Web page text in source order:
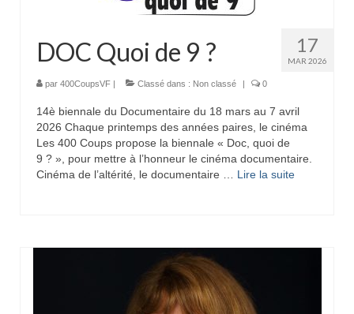
17
MAR 2026
DOC Quoi de 9 ?
par 400CoupsVF Classé dans : Non classé 0
14è biennale du Documentaire du 18 mars au 7 avril
2026 Chaque printemps des années paires, le cinéma
Les 400 Coups propose la biennale « Doc, quoi de
9 ? », pour mettre à l’honneur le cinéma documentaire.
Cinéma de l’altérité, le documentaire … Lire la suite­­